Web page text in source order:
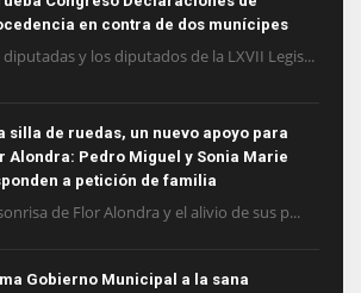
en contra de dos munícipes
diputadas y los diputados de la LXVII Legis...
silla de ruedas, un nuevo apoyo para
Alondra: Pedro Miguel y Sonia Marie
a petición de familia
de Flor Alondra y el alivio de sus p...
Gobierno Municipal a la sana